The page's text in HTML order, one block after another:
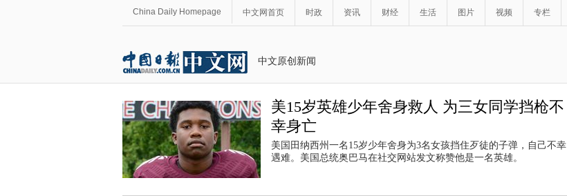
China Daily Homepage 中文网首页 时政 资讯 财经 生活 图片 视频 专栏
中文原创新闻
美15岁英雄少年舍身救人 为三女同学挡枪不
幸身亡
美国田纳西州一名15岁少年舍身为3名女孩挡住歹徒的子弹，自己不幸
遇难。美国总统奥巴马在社交网站发文称赞他是一名英雄。